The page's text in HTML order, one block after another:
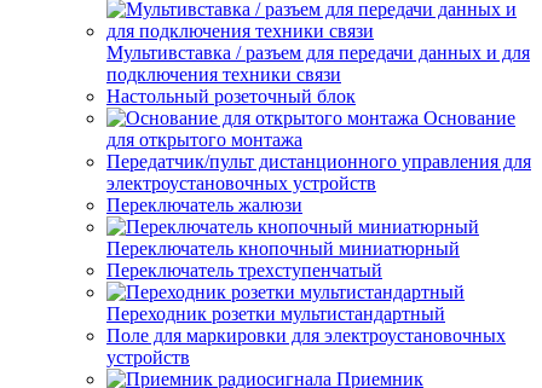
Мультивставка / разъем для передачи данных и для
подключения техники связи
Настольный розеточный блок
Основание
для открытого монтажа
Передатчик/пульт дистанционного управления для
электроустановочных устройств
Переключатель жалюзи
Переключатель кнопочный миниатюрный
Переключатель трехступенчатый
Переходник розетки мультистандартный
Поле для маркировки для электроустановочных
устройств
Приемник